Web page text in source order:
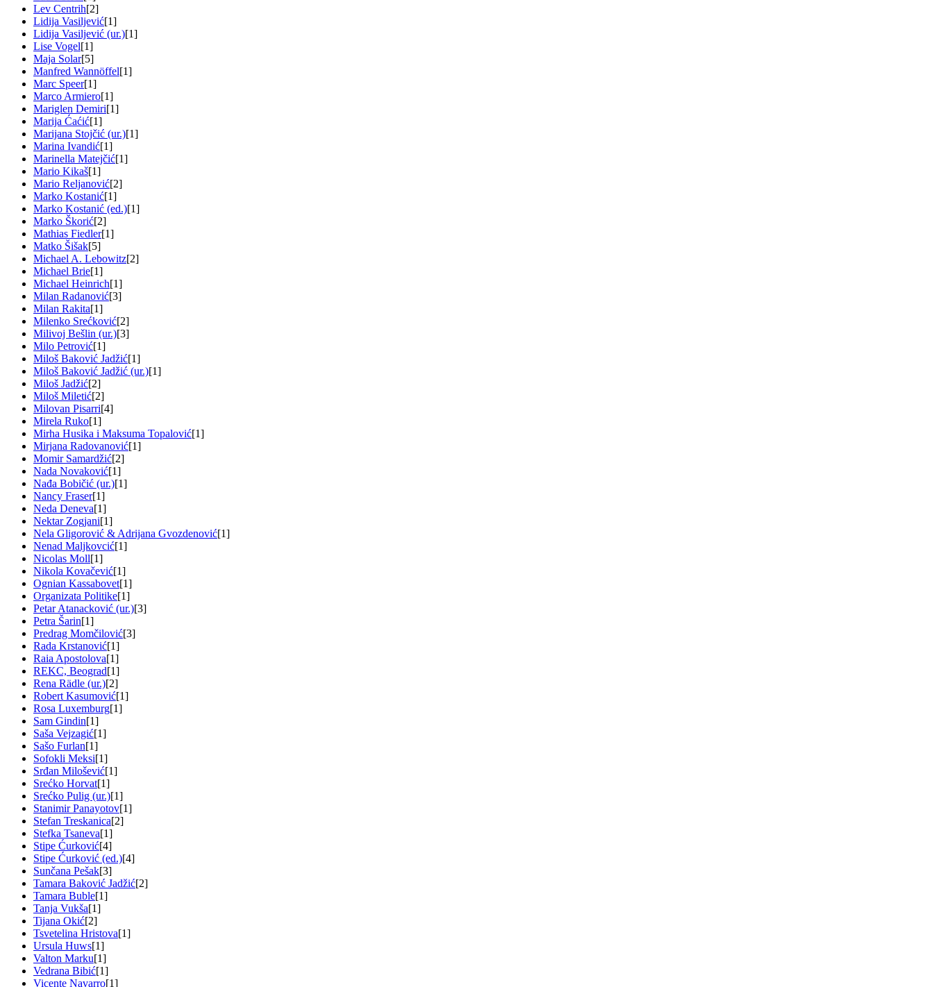
Lev Centrih[2]
Lidija Vasiljević[1]
Lidija Vasiljević (ur.)[1]
Lise Vogel[1]
Maja Solar[5]
Manfred Wannöffel[1]
Marc Speer[1]
Marco Armiero[1]
Mariglen Demiri[1]
Marija Ćaćić[1]
Marijana Stojčić (ur.)[1]
Marina Ivandić[1]
Marinella Matejčić[1]
Mario Kikaš[1]
Mario Reljanović[2]
Marko Kostanić[1]
Marko Kostanić (ed.)[1]
Marko Škorić[2]
Mathias Fiedler[1]
Matko Šišak[5]
Michael A. Lebowitz[2]
Michael Brie[1]
Michael Heinrich[1]
Milan Radanović[3]
Milan Rakita[1]
Milenko Srećković[2]
Milivoj Bešlin (ur.)[3]
Milo Petrović[1]
Miloš Baković Jadžić[1]
Miloš Baković Jadžić (ur.)[1]
Miloš Jadžić[2]
Miloš Miletić[2]
Milovan Pisarri[4]
Mirela Ruko[1]
Mirha Husika i Maksuma Topalović[1]
Mirjana Radovanović[1]
Momir Samardžić[2]
Nada Novaković[1]
Nađa Bobičić (ur.)[1]
Nancy Fraser[1]
Neda Deneva[1]
Nektar Zogjani[1]
Nela Gligorović & Adrijana Gvozdenović[1]
Nenad Maljkovcić[1]
Nicolas Moll[1]
Nikola Kovačević[1]
Ognian Kassabovet[1]
Organizata Politike[1]
Petar Atanacković (ur.)[3]
Petra Šarin[1]
Predrag Momčilović[3]
Rada Krstanović[1]
Raia Apostolova[1]
REKC, Beograd[1]
Rena Rädle (ur.)[2]
Robert Kasumović[1]
Rosa Luxemburg[1]
Sam Gindin[1]
Saša Vejzagić[1]
Sašo Furlan[1]
Sofokli Meksi[1]
Srđan Milošević[1]
Srećko Horvat[1]
Srećko Pulig (ur.)[1]
Stanimir Panayotov[1]
Stefan Treskanica[2]
Stefka Tsaneva[1]
Stipe Ćurković[4]
Stipe Ćurković (ed.)[4]
Sunčana Pešak[3]
Tamara Baković Jadžić[2]
Tamara Buble[1]
Tanja Vukša[1]
Tijana Okić[2]
Tsvetelina Hristova[1]
Ursula Huws[1]
Valton Marku[1]
Vedrana Bibić[1]
Vicente Navarro[1]